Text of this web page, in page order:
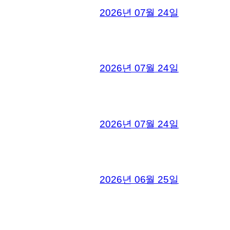
2026년 07월 24일
2026년 07월 24일
2026년 07월 24일
2026년 06월 25일